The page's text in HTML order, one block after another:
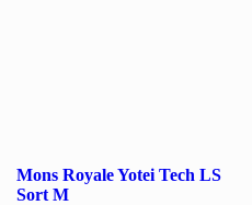
Mons Royale Yotei Tech LS
Sort M